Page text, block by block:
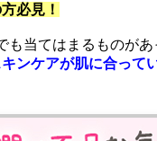
必見！
も当てはまるものが
ンケアが肌に合って